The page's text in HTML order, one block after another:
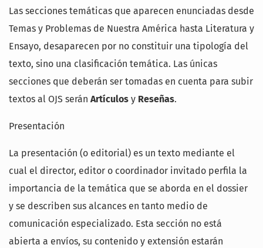
Las secciones temáticas que aparecen enunciadas desde
Temas y Problemas de Nuestra América hasta Literatura y
Ensayo, desaparecen por no constituir una tipología del
texto, sino una clasificación temática. Las únicas
secciones que deberán ser tomadas en cuenta para subir
textos al OJS serán Artículos y Reseñas.
Presentación
La presentación (o editorial) es un texto mediante el
cual el director, editor o coordinador invitado perfila la
importancia de la temática que se aborda en el dossier
y se describen sus alcances en tanto medio de
comunicación especializado. Esta sección no está
abierta a envíos, su contenido y extensión estarán